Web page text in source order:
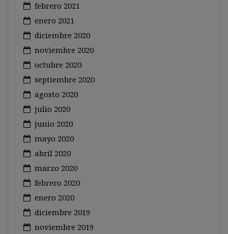
febrero 2021
enero 2021
diciembre 2020
noviembre 2020
octubre 2020
septiembre 2020
agosto 2020
julio 2020
junio 2020
mayo 2020
abril 2020
marzo 2020
febrero 2020
enero 2020
diciembre 2019
noviembre 2019